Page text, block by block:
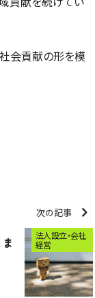
会貢献の形を模
次の記事 chevron_right
法人設立・会社
経営